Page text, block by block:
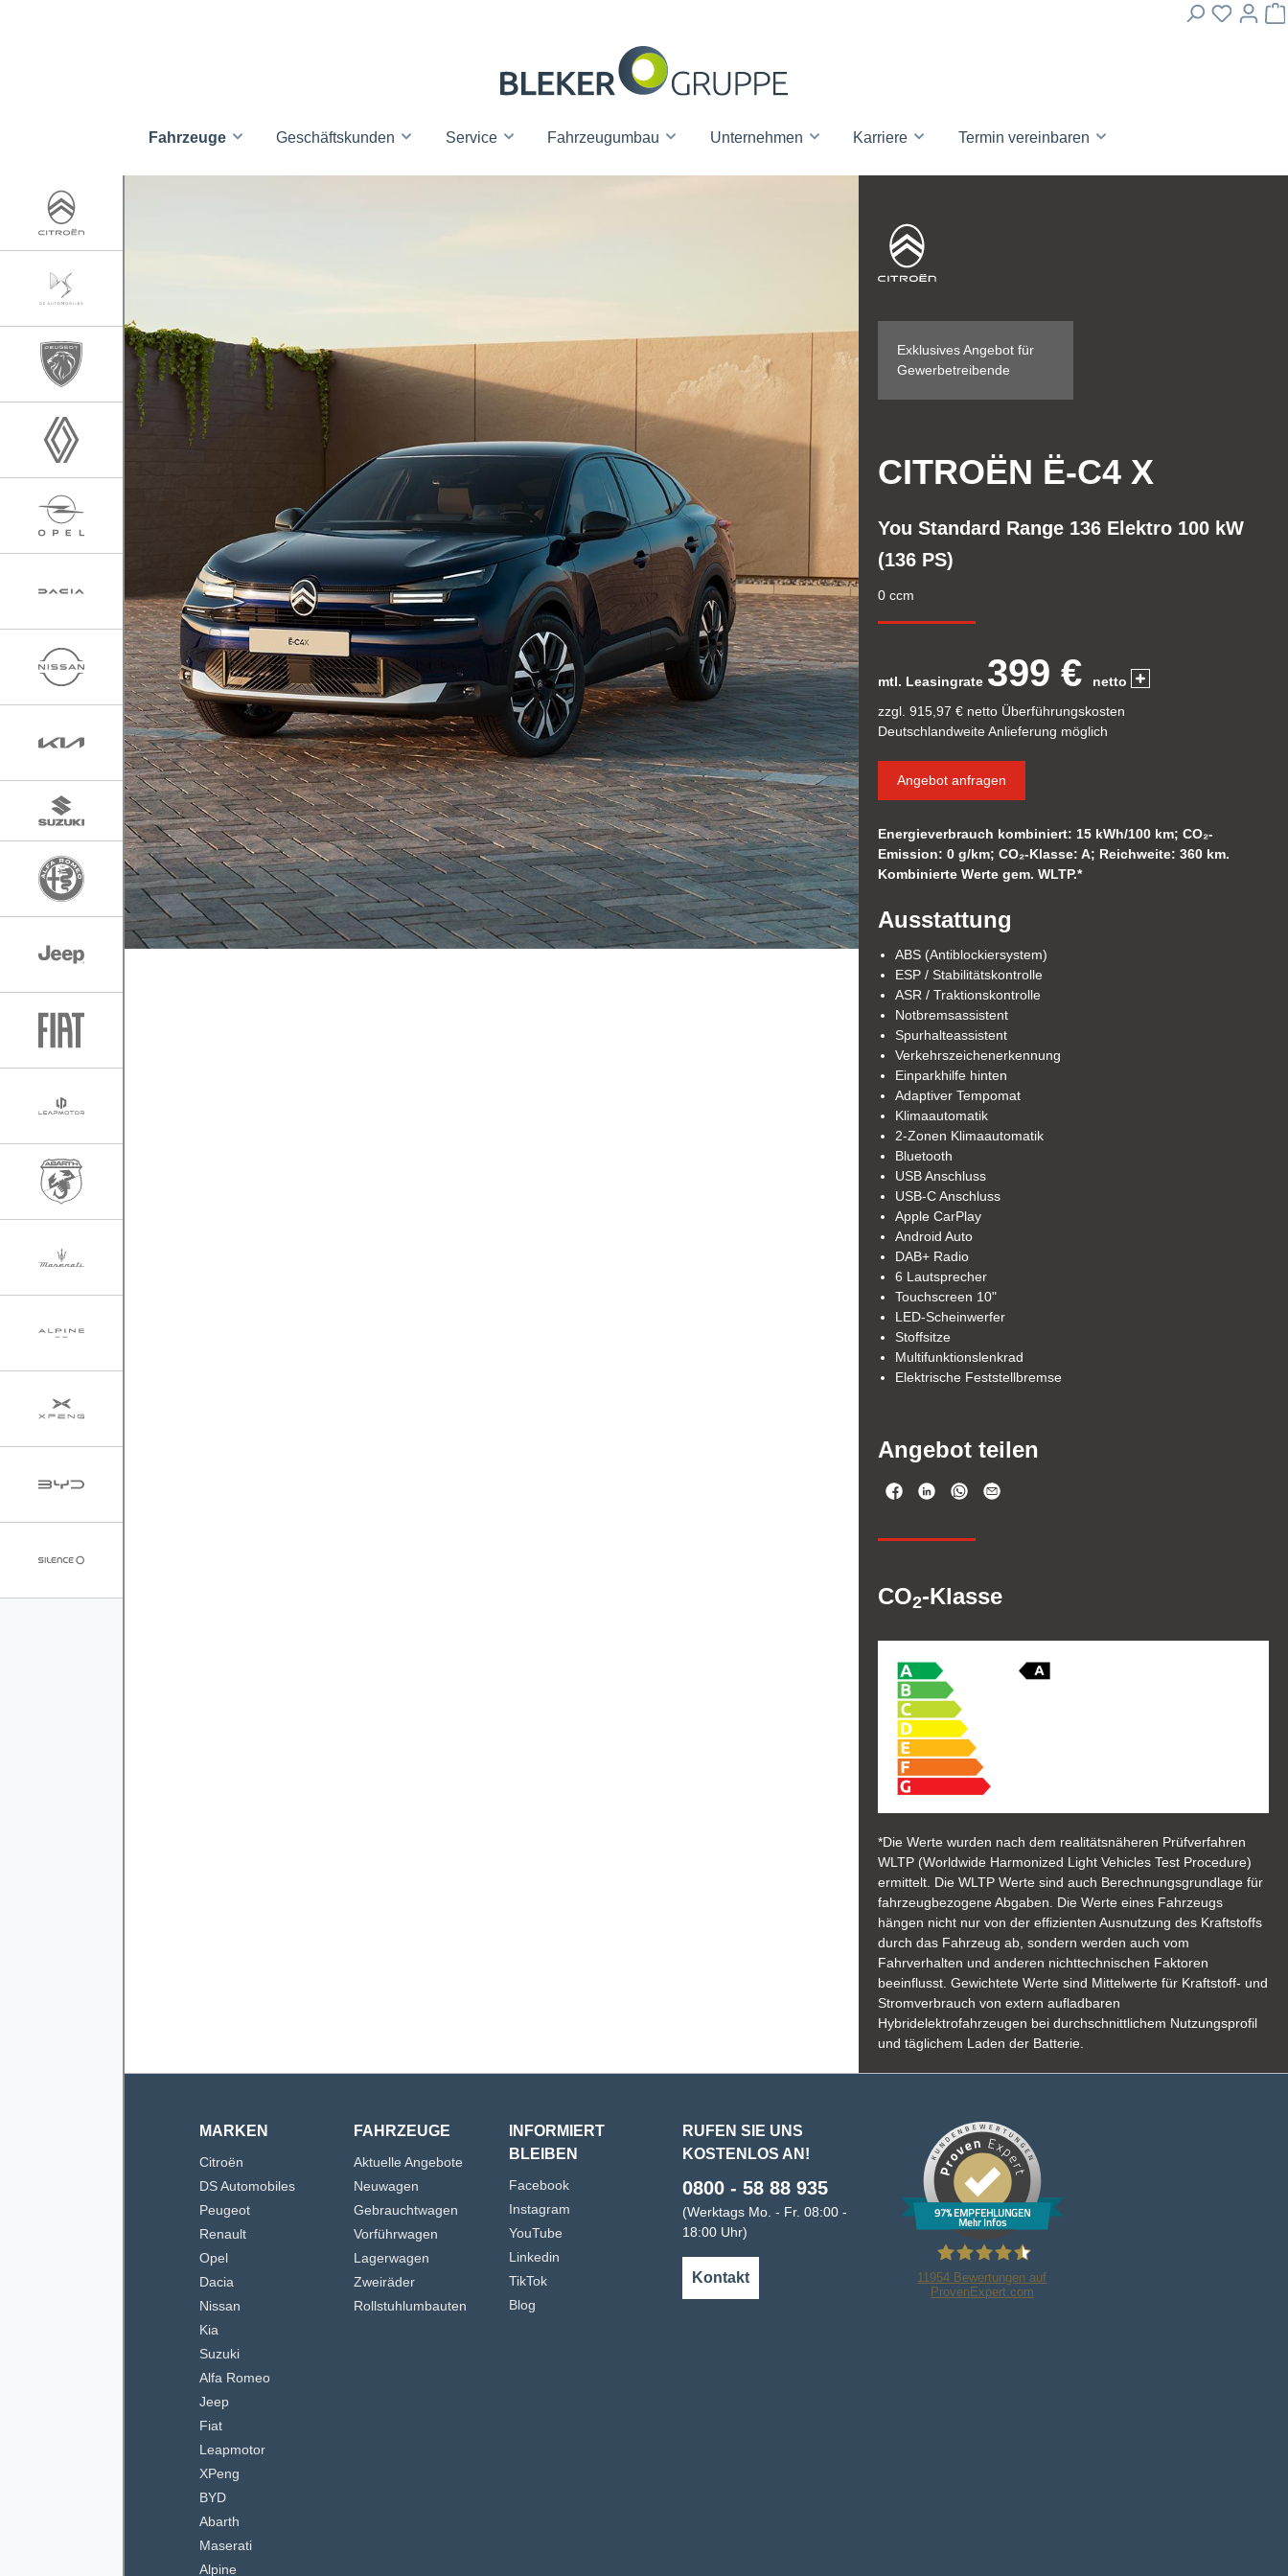
Fahrzeuge Geschäftskunden Service Fahrzeugumbau Unternehmen Karriere Termin vereinbaren
Exklusives Angebot für
Gewerbetreibende
CITROËN Ë-C4 X
You Standard Range 136 Elektro 100 kW
(136 PS)
0 ccm
mtl. Leasingrate 399 €
netto
zzgl. 915,97 € netto Überführungskosten
Deutschlandweite Anlieferung möglich
Angebot anfragen
Energieverbrauch kombiniert: 15 kWh/100 km; CO₂-
Emission: 0 g/km; CO₂-Klasse: A; Reichweite: 360 km.
Kombinierte Werte gem. WLTP.*
Ausstattung
ABS (Antiblockiersystem)
ESP / Stabilitätskontrolle
ASR / Traktionskontrolle
Notbremsassistent
Spurhalteassistent
Verkehrszeichenerkennung
Einparkhilfe hinten
Adaptiver Tempomat
Klimaautomatik
2-Zonen Klimaautomatik
Bluetooth
USB Anschluss
USB-C Anschluss
Apple CarPlay
Android Auto
DAB+ Radio
6 Lautsprecher
Touchscreen 10"
LED-Scheinwerfer
Stoffsitze
Multifunktionslenkrad
Elektrische Feststellbremse
Angebot teilen
CO2-Klasse
*Die Werte wurden nach dem realitätsnäheren Prüfverfahren
WLTP (Worldwide Harmonized Light Vehicles Test Procedure)
ermittelt. Die WLTP Werte sind auch Berechnungsgrundlage für
fahrzeugbezogene Abgaben. Die Werte eines Fahrzeugs
hängen nicht nur von der effizienten Ausnutzung des Kraftstoffs
durch das Fahrzeug ab, sondern werden auch vom
Fahrverhalten und anderen nichttechnischen Faktoren
beeinflusst. Gewichtete Werte sind Mittelwerte für Kraftstoff- und
Stromverbrauch von extern aufladbaren
Hybridelektrofahrzeugen bei durchschnittlichem Nutzungsprofil
und täglichem Laden der Batterie.
MARKEN
Citroën
DS Automobiles
Peugeot
Renault
Opel
Dacia
Nissan
Kia
Suzuki
Alfa Romeo
Jeep
Fiat
Leapmotor
XPeng
BYD
Abarth
Maserati
Alpine
FAHRZEUGE
Aktuelle Angebote
Neuwagen
Gebrauchtwagen
Vorführwagen
Lagerwagen
Zweiräder
Rollstuhlumbauten
INFORMIERT
BLEIBEN
Facebook
Instagram
YouTube
Linkedin
TikTok
Blog
RUFEN SIE UNS
KOSTENLOS AN!
0800 - 58 88 935
(Werktags Mo. - Fr. 08:00 -
18:00 Uhr)
Kontakt
97% EMPFEHLUNGEN
Mehr Infos
11954 Bewertungen auf
ProvenExpert.com